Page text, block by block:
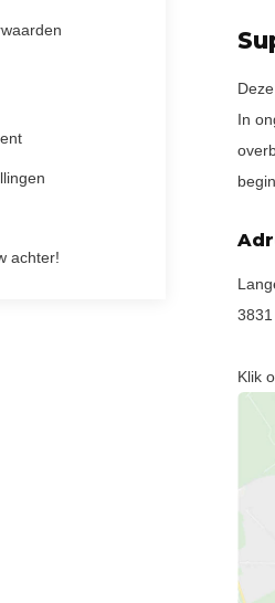
achter!
In
Klik